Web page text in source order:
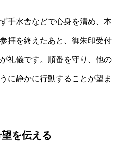
手水舎などで心身を清め、本
拝を終えたあと、御朱印受付
礼儀です。順番を守り、他の
に静かに行動することが望ま
を伝える